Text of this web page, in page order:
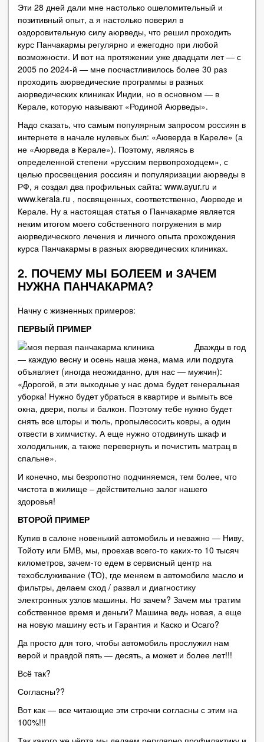
Эти 28 дней дали мне настолько ошеломительный и
позитивный опыт, а я настолько поверил в
оздоровительную силу аюрведы, что решил проходить
курс Панчакармы регулярно и ежегодно при любой
возможности. И вот на протяжении уже двадцати лет — с
2005 по 2024-й — мне посчастливилось более 30 раз
проходить аюрведические программы в разных
аюрведических клиниках Индии, но в основном — в
Керале, которую называют «Родиной Аюрведы».
Надо сказать, что самым популярным запросом россиян в
интернете в начале нулевых был: «Аюверда в Кареле» (а
не «Аюрведа в Керале»). Поэтому, являясь в
определенной степени «русским первопроходцем», с
целью просвещения россиян и популяризации аюрведы в
РФ, я создал два профильных сайта: www.ayur.ru и
www.kerala.ru , посвященных, соответственно, Аюрведе и
Керале. Ну а настоящая статья о Панчакарме является
неким итогом моего собственного погружения в мир
аюрведического лечения и личного опыта прохождения
курса Панчакармы в разных аюрведических клиниках.
2. ПОЧЕМУ МЫ БОЛЕЕМ и ЗАЧЕМ
НУЖНА ПАНЧАКАРМА?
Начну с жизненных примеров:
ПЕРВЫЙ ПРИМЕР
Дважды в год
— каждую весну и осень наша жена, мама или подруга
объявляет (иногда неожиданно, для нас — мужчин):
«Дорогой, в эти выходные у нас дома будет генеральная
уборка! Нужно будет убраться в квартире и вымыть все
окна, двери, полы и балкон. Поэтому тебе нужно будет
снять все шторы и тюль, пропылесосить ковры, а один
отвести в химчистку. А еще нужно отодвинуть шкаф и
холодильник, а также перевернуть и почистить матрац в
спальне».
И конечно, мы безропотно подчиняемся, тем более, что
чистота в жилище – действительно залог нашего
здоровья!
ВТОРОЙ ПРИМЕР
Купив в салоне новенький автомобиль и неважно — Ниву,
Тойоту или БМВ, мы, проехав всего-то каких-то 10 тысяч
километров, зачем-то едем в сервисный центр на
техобслуживание (ТО), где меняем в автомобиле масло и
фильтры, делаем сход / развал и диагностику
электронных узлов машины. Но зачем? Зачем мы тратим
собственное время и деньги? Машина ведь новая, а еще
на новую машину есть и Гарантия и Каско и Осаго?
Да просто для того, чтобы автомобиль прослужил нам
верой и правдой пять — десять, а может и более лет!!!
Всё так?
Согласны??
Вот как — все читающие эти строчки согласны с этим на
100%!!!